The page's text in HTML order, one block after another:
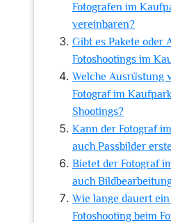
Fotografen im
vereinbaren?
Gibt es Pakete oder
Fotoshootings im
Welche Ausrüstung
Fotograf im
Shootings?
Kann der Fotograf
auch Passbilder
Bietet der Fotograf
auch
Wie lange dauert
Fotoshooting beim